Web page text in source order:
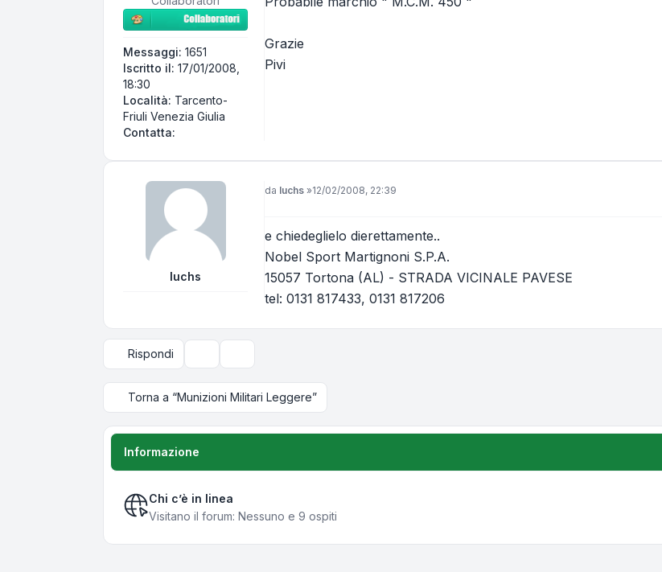
Messaggi: 1651
Iscritto il: 17/01/2008,
18:30
Località: Tarcento-
Friuli Venezia Giulia
Contatta:
Grazie
Pivi
luchs
Messaggio
da luchs »12/02/2008, 22:39
e chiedeglielo dierettamente..
Nobel Sport Martignoni S.P.A.
15057 Tortona (AL) - STRADA VICINALE PAVESE
tel: 0131 817433, 0131 817206
Rispondi
Torna a “Munizioni Militari Leggere”
Informazione
Chi c’è in linea
Visitano il forum: Nessuno e 9 ospiti